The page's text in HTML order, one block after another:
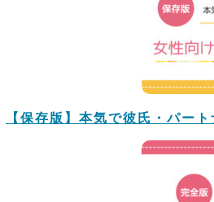
【保存版】本気で彼氏・パー